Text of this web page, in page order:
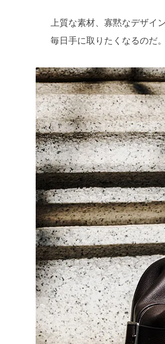
上質な素材、寡黙なデザイ
毎日手に取りたくなるのだ。